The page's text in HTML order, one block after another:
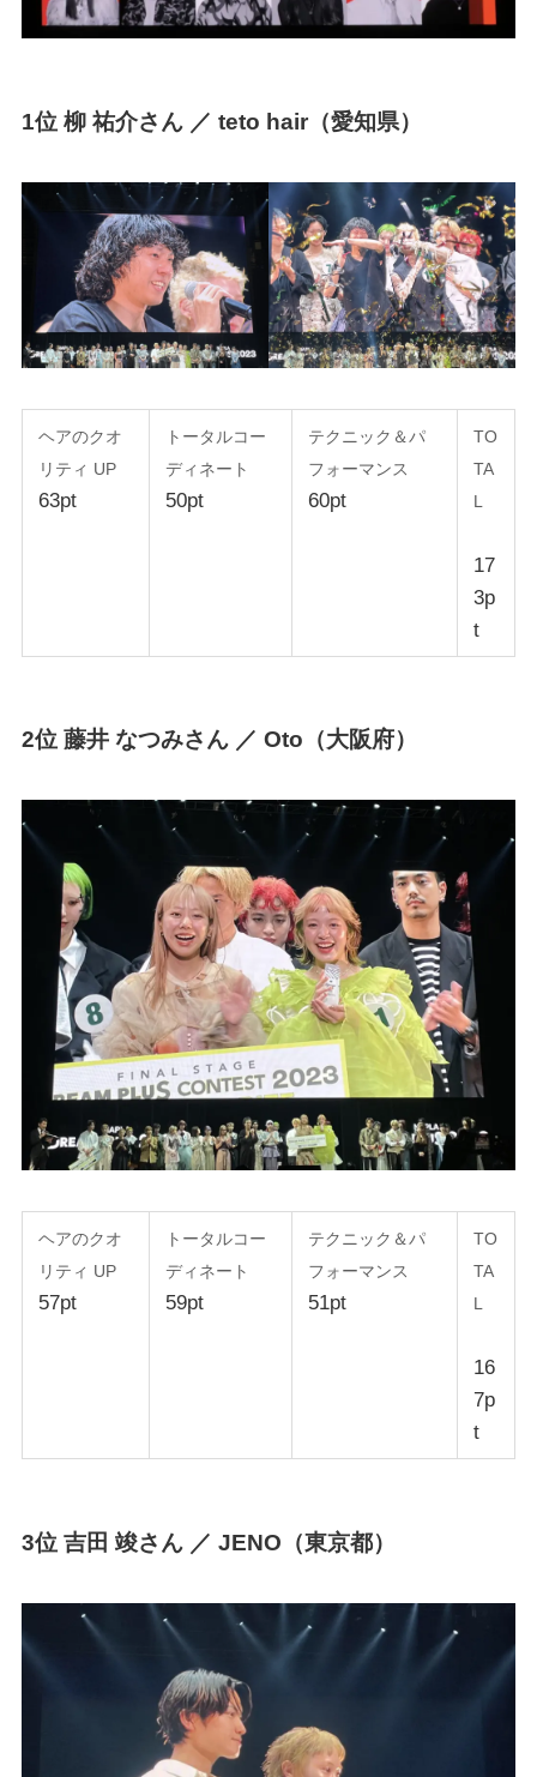
1位 柳 祐介さん ／ teto hair（愛知県）
ヘアのクオ
リティ UP
63pt
トータルコー
ディネート
50pt
テクニック＆パ
フォーマンス
60pt
TO
TA
L
17
3p
t
2位 藤井 なつみさん ／ Oto（大阪府）
ヘアのクオ
リティ UP
57pt
トータルコー
ディネート
59pt
テクニック＆パ
フォーマンス
51pt
TO
TA
L
16
7p
t
3位 吉田 竣さん ／ JENO（東京都）